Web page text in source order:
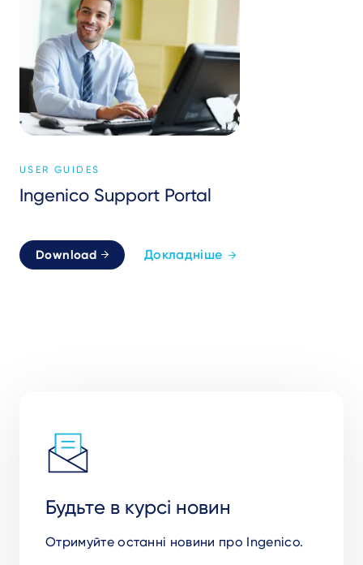
USER GUIDES
Ingenico Support Portal
Download Докладніше
Будьте в курсі новин
Отримуйте останні новини про Ingenico.